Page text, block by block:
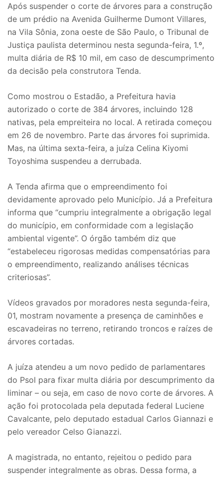
Após suspender o corte de árvores para a construção
de um prédio na Avenida Guilherme Dumont Villares,
na Vila Sônia, zona oeste de São Paulo, o Tribunal de
Justiça paulista determinou nesta segunda-feira, 1.º,
multa diária de R$ 10 mil, em caso de descumprimento
da decisão pela construtora Tenda.
Como mostrou o Estadão, a Prefeitura havia
autorizado o corte de 384 árvores, incluindo 128
nativas, pela empreiteira no local. A retirada começou
em 26 de novembro. Parte das árvores foi suprimida.
Mas, na última sexta-feira, a juíza Celina Kiyomi
Toyoshima suspendeu a derrubada.
A Tenda afirma que o empreendimento foi
devidamente aprovado pelo Município. Já a Prefeitura
informa que “cumpriu integralmente a obrigação legal
do município, em conformidade com a legislação
ambiental vigente”. O órgão também diz que
“estabeleceu rigorosas medidas compensatórias para
o empreendimento, realizando análises técnicas
criteriosas”.
Vídeos gravados por moradores nesta segunda-feira,
01, mostram novamente a presença de caminhões e
escavadeiras no terreno, retirando troncos e raízes de
árvores cortadas.
A juíza atendeu a um novo pedido de parlamentares
do Psol para fixar multa diária por descumprimento da
liminar – ou seja, em caso de novo corte de árvores. A
ação foi protocolada pela deputada federal Luciene
Cavalcante, pelo deputado estadual Carlos Giannazi e
pelo vereador Celso Gianazzi.
A magistrada, no entanto, rejeitou o pedido para
suspender integralmente as obras. Dessa forma, a